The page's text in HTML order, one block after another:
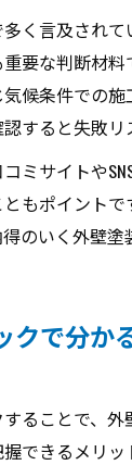
く言及され
要な判断材
候条件での
すると失敗リ
ミサイトや
もポイント
のいく外壁塗
クで分か
ることで、
できるメリッ